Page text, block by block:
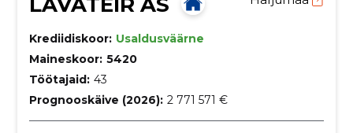
Krediidiskoor: Usaldusväärne
Maineskoor: 5420
Töötajaid: 43
Prognooskäive (2026): 2 771 571 €